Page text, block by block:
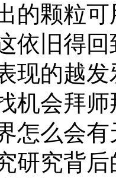
的颗粒
依旧得
现的越
机会拜
怎么会
研究背